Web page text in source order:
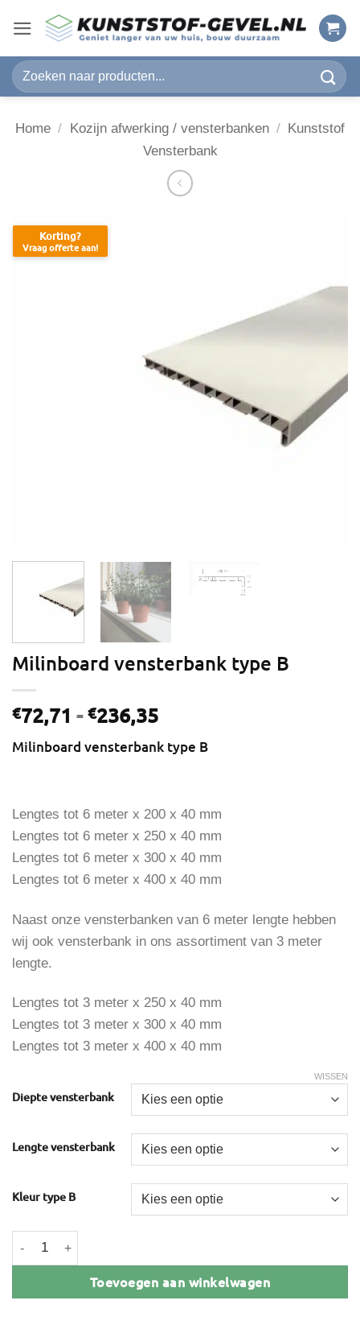
naar
inhoud
Zoeken
naar:
Home / Kozijn afwerking / vensterbanken / Kunststof
Vensterbank
Korting?
Vraag offerte aan!
Milinboard vensterbank type B
€72,71 - €236,35Prijsklasse:
tot
Milinboard vensterbank type B
Lengtes tot 6 meter x 200 x 40 mm
Lengtes tot 6 meter x 250 x 40 mm
Lengtes tot 6 meter x 300 x 40 mm
Lengtes tot 6 meter x 400 x 40 mm
Naast onze vensterbanken van 6 meter lengte hebben
wij ook vensterbank in ons assortiment van 3 meter
lengte.
Lengtes tot 3 meter x 250 x 40 mm
Lengtes tot 3 meter x 300 x 40 mm
Lengtes tot 3 meter x 400 x 40 mm
Diepte vensterbank
Lengte vensterbank
Kleur type B
WISSEN
Milinboard vensterbank type B aantal
Toevoegen aan winkelwagen